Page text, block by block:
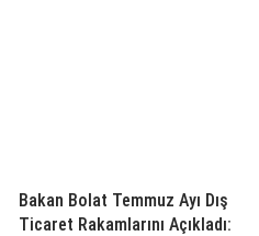
Bakan Bolat Temmuz Ayı Dış
Ticaret Rakamlarını Açıkladı: